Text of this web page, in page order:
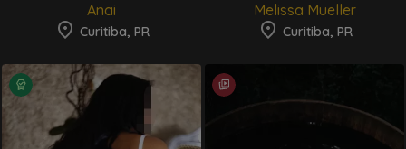
Anai
Curitiba, PR
Melissa Mueller
Curitiba, PR